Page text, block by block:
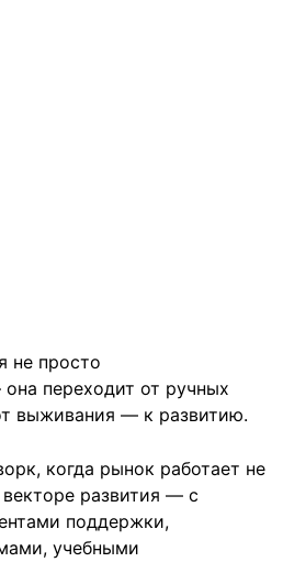
не просто
переходит от ручных
выживания — к развитию.
когда рынок работает не
развития — с
поддержки,
учебными